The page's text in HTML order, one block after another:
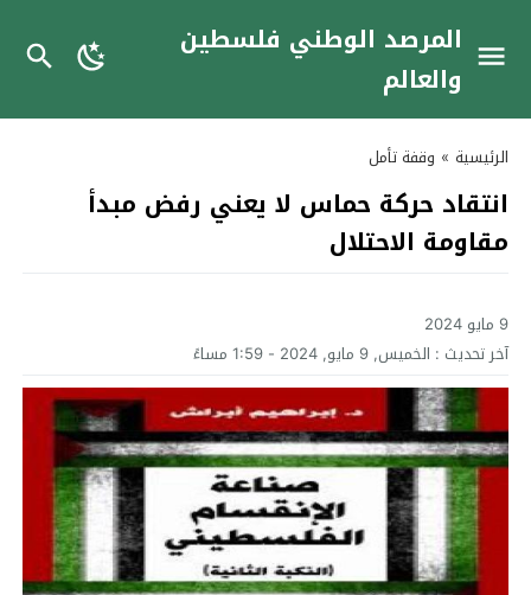
المرصد الوطني فلسطين
والعالم
الرئيسية » وقفة تأمل
انتقاد حركة حماس لا يعني رفض مبدأ
مقاومة الاحتلال
9 مايو 2024
آخر تحديث : الخميس, 9 مايو, 2024 - 1:59 مساءً